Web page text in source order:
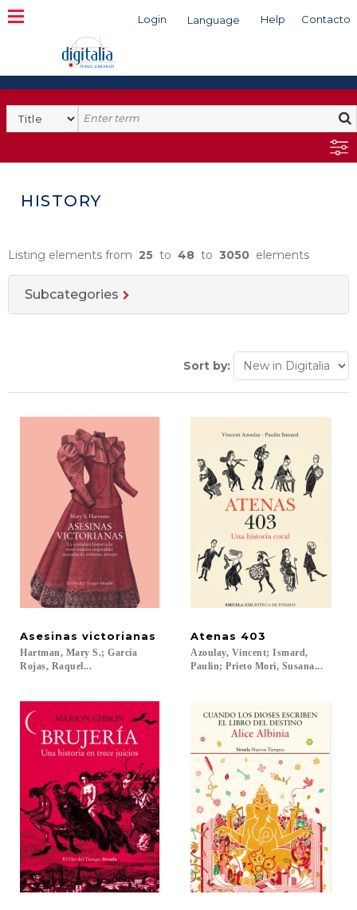
Login Language Help Contacto
Search
HISTORY
Listing elements from 25 to 48 to 3050 elements
Subcategories
Sort by:
Asesinas victorianas
Hartman, Mary S.; García
Rojas, Raquel...
Atenas 403
Azoulay, Vincent; Ismard,
Paulin; Prieto Mori, Susana...